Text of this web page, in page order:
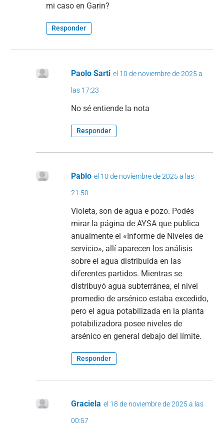
mi caso en Garin?
Responder
Paolo Sarti el 10 de noviembre de 2025 a
las 17:23
No sé entiende la nota
Responder
Pablo el 10 de noviembre de 2025 a las
21:50
Violeta, son de agua e pozo. Podés
mirar la página de AYSA que publica
anualmente el «Informe de Niveles de
servicio», allí aparecen los análisis
sobre el agua distribuida en las
diferentes partidos. Mientras se
distribuyó agua subterránea, el nivel
promedio de arsénico estaba excedido,
pero el agua potabilizada en la planta
potabilizadora posee niveles de
arsénico en general debajo del límite.
Responder
Graciela el 18 de noviembre de 2025 a las
00:57